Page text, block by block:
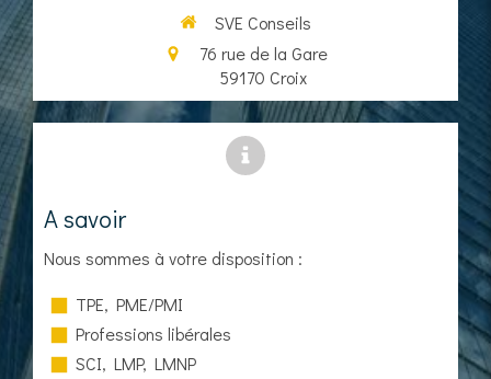
SVE Conseils
76 rue de la Gare
59170 Croix
A savoir
Nous sommes à votre disposition :
TPE, PME/PMI
Professions libérales
SCI, LMP, LMNP